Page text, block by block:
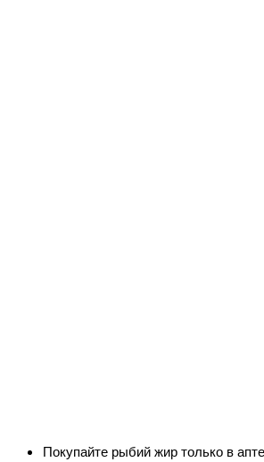
Покупайте рыбий жир только в